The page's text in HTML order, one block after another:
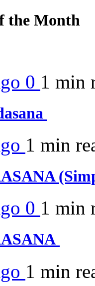
the Month
0 1 min
1 min
0 1 min
1 min